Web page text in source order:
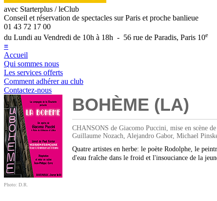
avec Starterplus / leClub
Conseil et réservation de spectacles sur Paris et proche banlieue
01 43 72 17 00
du Lundi au Vendredi de 10h à 18h - 56 rue de Paradis, Paris 10e
≡
Accueil
Qui sommes nous
Les services offerts
Comment adhérer au club
Contactez-nous
Photo: D.R.
BOHÈME (LA)
CHANSONS de Giacomo Puccini, mise en scène
Guillaume Nozach, Alejandro Gabor, Michael
Quatre artistes en herbe: le poète Rodolphe, le
d'eau fraîche dans le froid et l'insouciance de la